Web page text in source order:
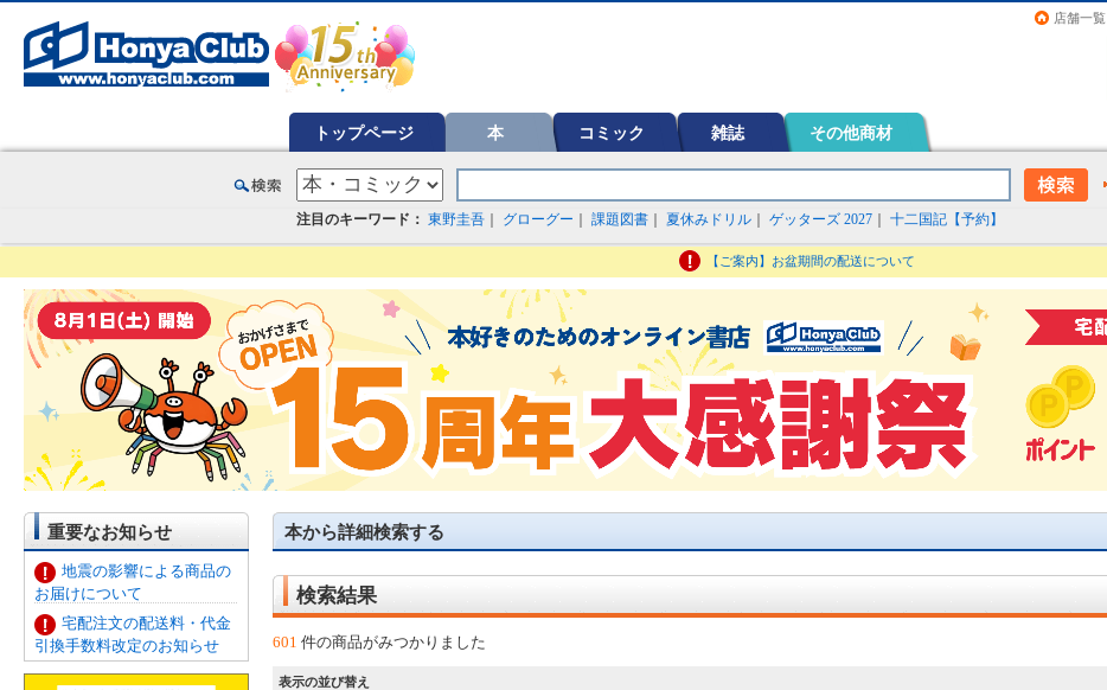
店舗一覧
トップページ 本 コミック 雑誌 その他商材
注目のキーワード： 東野圭吾 グローグー 課題図書 夏休みドリル ゲッターズ 2027 十二国記【予約】
【ご案内】お盆期間の配送について
重要なお知らせ
地震の影響による商品の
お届けについて
宅配注文の配送料・代金
引換手数料改定のお知らせ
本から詳細検索する
検索結果
601 件の商品がみつかりました
表示の並び替え